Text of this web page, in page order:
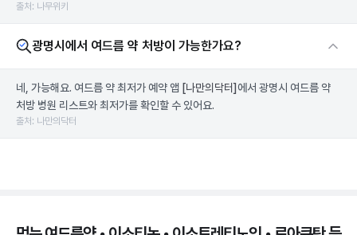
출처: 나무위키
광명시에서 여드름 약 처방이 가능한가요?
네, 가능해요. 여드름 약 최저가 예약 앱 [나만의닥터] 에서 광명시 여드름 약
처방 병원 리스트와 최저가를 확인할 수 있어요.
출처: 나만의닥터